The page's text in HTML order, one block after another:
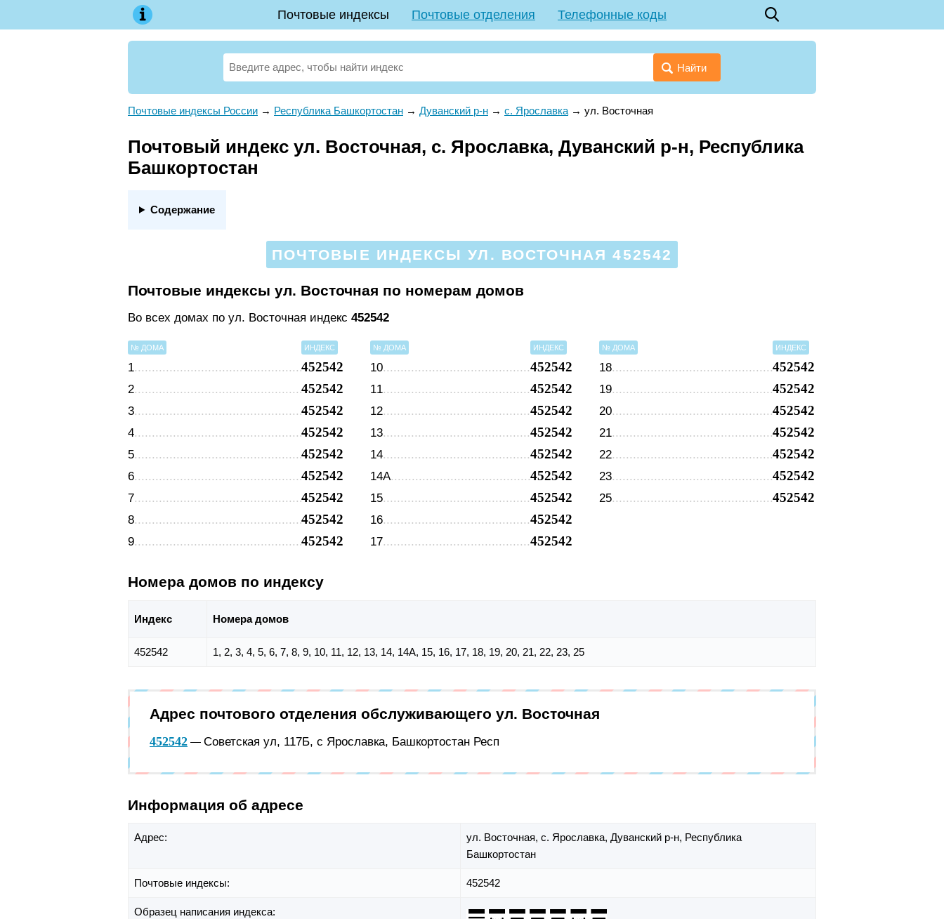
Почтовые индексы Почтовые отделения Телефонные коды
Найти
Почтовые индексы России → Республика Башкортостан → Дуванский р-н → с. Ярославка → ул. Восточная
Почтовый индекс ул. Восточная, с. Ярославка, Дуванский р-н, Республика
Башкортостан
Содержание
ПОЧТОВЫЕ ИНДЕКСЫ УЛ. ВОСТОЧНАЯ 452542
Почтовые индексы ул. Восточная по номерам домов
Во всех домах по ул. Восточная индекс 452542
№ ДОМА ИНДЕКС
1 452542
2 452542
3 452542
4 452542
5 452542
6 452542
7 452542
8 452542
9 452542
№ ДОМА ИНДЕКС
10 452542
11 452542
12 452542
13 452542
14 452542
14А 452542
15 452542
16 452542
17 452542
№ ДОМА ИНДЕКС
18 452542
19 452542
20 452542
21 452542
22 452542
23 452542
25 452542
Номера домов по индексу
Индекс Номера домов
452542 1, 2, 3, 4, 5, 6, 7, 8, 9, 10, 11, 12, 13, 14, 14А, 15, 16, 17, 18, 19, 20, 21, 22, 23, 25
Адрес почтового отделения обслуживающего ул. Восточная
452542 — Советская ул, 117Б, с Ярославка, Башкортостан Респ
Информация об адресе
Адрес: ул. Восточная, с. Ярославка, Дуванский р-н, Республика
Башкортостан
Почтовые индексы: 452542
Образец написания индекса: